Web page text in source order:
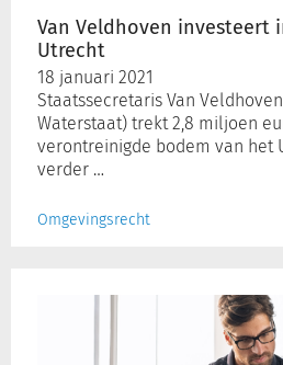
Van Veldhoven investeert
Utrecht
18 januari 2021
Staatssecretaris Van
Waterstaat) trekt 2,8 miljoen
verontreinigde bodem van het
verder …
Omgevingsrecht